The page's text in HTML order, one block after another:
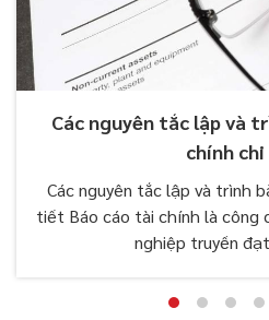
Các nguyên tắc lập và
chính
Các nguyên tắc lập và trình
tiết Báo cáo tài chính là công
nghiệp truyền